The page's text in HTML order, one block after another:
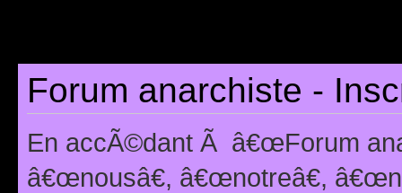
Forum anarchiste -
En accÃ©dant Ã â€œForum
â€œnousâ€, â€œnotreâ€,